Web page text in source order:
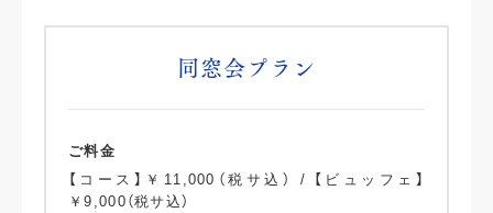
同窓会プラン
ご料金
【コース】￥11,000（税サ込） / 【ビュッフェ】
￥9,000（税サ込）